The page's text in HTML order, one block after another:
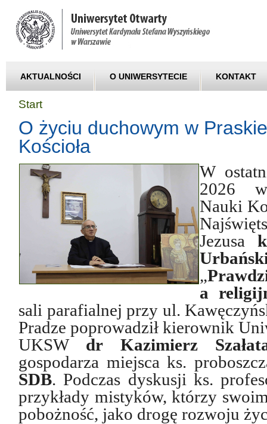
AKTUALNOŚCI O UNIWERSYTECIE KONTAKT
Start
O życiu duchowym w
Kościoła
W
2026
Nauki
Jezusa
„
a
sali parafialnej przy ul.
Pradze poprowadził kierownik
UKSW dr Kazimierz
gospodarza miejsca ks.
SDB. Podczas dyskusji ks.
przykłady mistyków, którzy
pobożność, jako drogę rozwoju